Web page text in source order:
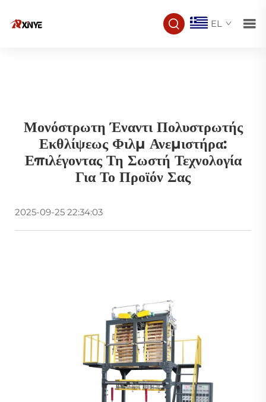
EL
Μονόστρωτη Έναντι Πολυστρωτής
Εκθλίψεως Φιλμ Ανεμιστήρα:
Επιλέγοντας Τη Σωστή Τεχνολογία
Για Το Προϊόν Σας
2025-09-25 22:34:03